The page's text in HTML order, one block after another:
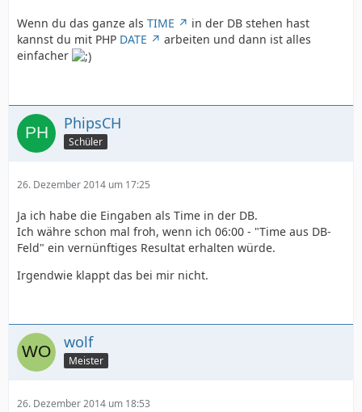
Wenn du das ganze als TIME
in der DB stehen hast
kannst du mit PHP DATE
arbeiten und dann ist alles
einfacher
PhipsCH
Schüler
26. Dezember 2014 um 17:25
Ja ich habe die Eingaben als Time in der DB.
Ich währe schon mal froh, wenn ich 06:00 - "Time aus DB-
Feld" ein vernünftiges Resultat erhalten würde.
Irgendwie klappt das bei mir nicht.
wolf
Meister
26. Dezember 2014 um 18:53